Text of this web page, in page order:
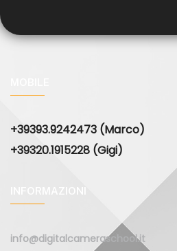
+39393.9242473 (Marco)
+39320.1915228 (Gigi)
INFORMAZIONI
info@digitalcameraschool.it